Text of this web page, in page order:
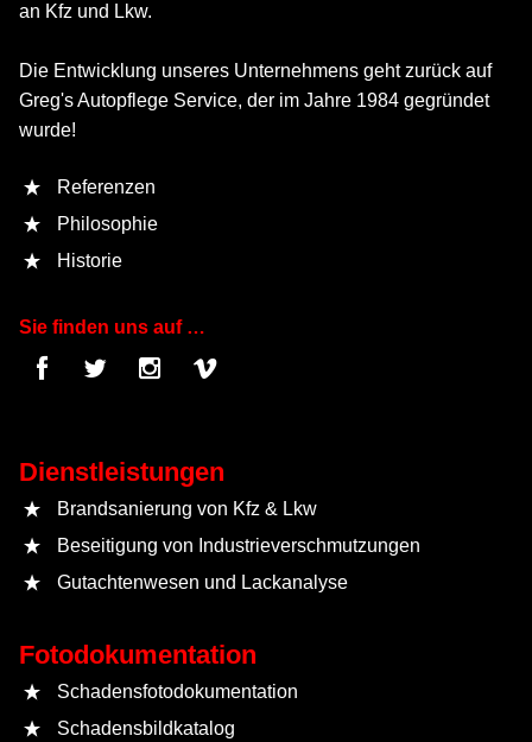
an Kfz und Lkw.
Die Entwicklung unseres Unternehmens geht zurück auf
Greg's Autopflege Service, der im Jahre 1984 gegründet
wurde!
Referenzen
Philosophie
Historie
Sie finden uns auf …
Dienstleistungen
Brandsanierung von Kfz & Lkw
Beseitigung von Industrieverschmutzungen
Gutachtenwesen und Lackanalyse
Fotodokumentation
Schadensfotodokumentation
Schadensbildkatalog